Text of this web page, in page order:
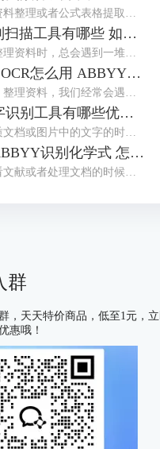
文字识别扫描工具有哪些 如何文字识别扫描文件
ABBYY OCR怎么用 ABBYY怎么修改PDF里面的文字
OCR文字识别工具有哪些优点 OCR文字识别工具哪款最好用
如何用ABBYY识别化学式 怎么用ABBYY识别数学公式
群
，天天特价商品，低至1元，
惠哦！